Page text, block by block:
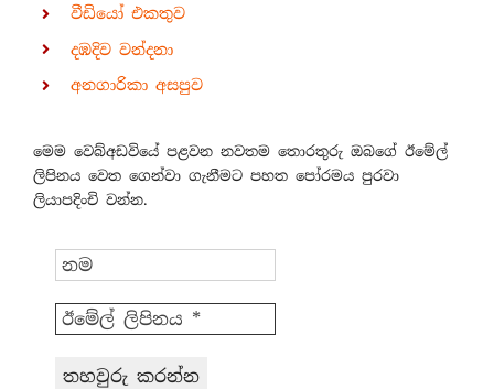
වීඩියෝ එකතුව
දඹදිව වන්දනා
අනගාරිකා අසපුව
මෙම වෙබ්අඩවියේ පළවන නවතම තොරතුරු ඔබගේ ඊමේල්
ලිපිනය වෙත ගෙන්වා ගැනීමට පහත පෝරමය පුරවා
ලියාපදිංචි වන්න.